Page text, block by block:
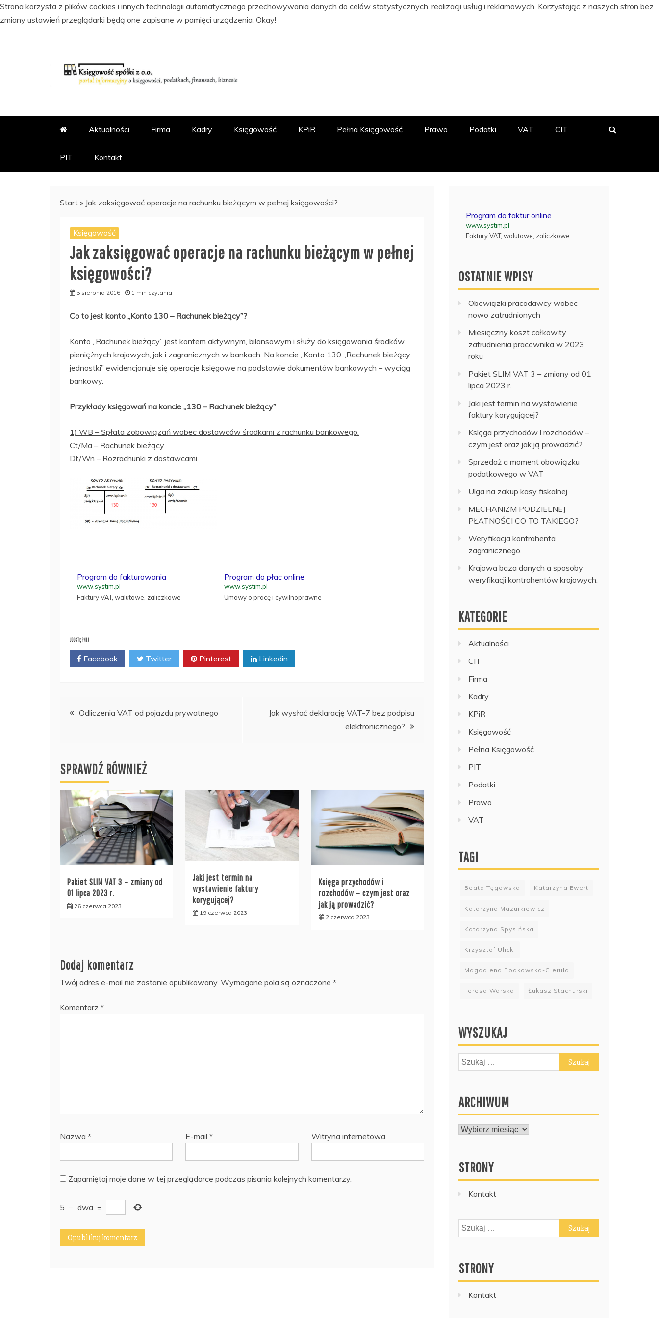
Strona korzysta z plików cookies i innych technologii automatycznego przechowywania danych do celów statystycznych, realizacji usług i reklamowych. Korzystając z naszych stron bez
zmiany ustawień przeglądarki będą one zapisane w pamięci urządzenia. Okay!
Aktualności Firma Kadry Księgowość KPiR Pełna Księgowość Prawo Podatki VAT CIT
PIT Kontakt
Start » Jak zaksięgować operacje na rachunku bieżącym w pełnej księgowości?
Księgowość
Jak zaksięgować operacje na rachunku bieżącym w pełnej
księgowości?
5 sierpnia 2016 1 min czytania
Co to jest konto „Konto 130 – Rachunek bieżący”?
Konto „Rachunek bieżący” jest kontem aktywnym, bilansowym i służy do księgowania środków
pieniężnych krajowych, jak i zagranicznych w bankach. Na koncie „Konto 130 „Rachunek bieżący
jednostki” ewidencjonuje się operacje księgowe na podstawie dokumentów bankowych – wyciąg
bankowy.
Przykłady księgowań na koncie „130 – Rachunek bieżący”
1) WB – Spłata zobowiązań wobec dostawców środkami z rachunku bankowego.
Ct/Ma – Rachunek bieżący
Dt/Wn – Rozrachunki z dostawcami
Program do fakturowania
www.systim.pl
Faktury VAT, walutowe, zaliczkowe
Program do płac online
www.systim.pl
Umowy o pracę i cywilnoprawne
UDOSTĘPNIJ
Facebook Twitter Pinterest Linkedin
Nawigacja
Odliczenia VAT od pojazdu prywatnego
Jak wysłać deklarację VAT-7 bez podpisu
elektronicznego?
SPRAWDŹ RÓWNIEŻ
Pakiet SLIM VAT 3 – zmiany od
01 lipca 2023 r.
26 czerwca 2023
Jaki jest termin na
wystawienie faktury
korygującej?
19 czerwca 2023
Księga przychodów i
rozchodów – czym jest oraz
jak ją prowadzić?
2 czerwca 2023
Dodaj komentarz
Twój adres e-mail nie zostanie opublikowany. Wymagane pola są oznaczone *
Komentarz *
Nazwa * E-mail* Witryna internetowa
Zapamiętaj moje dane w tej przeglądarce podczas pisania kolejnych komentarzy.
5 − dwa =
Program do faktur online
www.systim.pl
Faktury VAT, walutowe, zaliczkowe
OSTATNIE WPISY
Obowiązki pracodawcy wobec
nowo zatrudnionych
Miesięczny koszt całkowity
zatrudnienia pracownika w 2023
roku
Pakiet SLIM VAT 3 – zmiany od 01
lipca 2023 r.
Jaki jest termin na wystawienie
faktury korygującej?
Księga przychodów i rozchodów –
czym jest oraz jak ją prowadzić?
Sprzedaż a moment obowiązku
podatkowego w VAT
Ulga na zakup kasy fiskalnej
MECHANIZM PODZIELNEJ
PŁATNOŚCI CO TO TAKIEGO?
Weryfikacja kontrahenta
zagranicznego.
Krajowa baza danych a sposoby
weryfikacji kontrahentów krajowych.
KATEGORIE
Aktualności
CIT
Firma
Kadry
KPiR
Księgowość
Pełna Księgowość
PIT
Podatki
Prawo
VAT
TAGI
Beata Tęgowska Katarzyna Ewert
Katarzyna Mazurkiewicz
Katarzyna Spysińska
Krzysztof Ulicki
Magdalena Podkowska-Gierula
Teresa Warska Łukasz Stachurski
WYSZUKAJ
Szukaj:
ARCHIWUM
ARCHIWUM
STRONY
Kontakt
Szukaj:
STRONY
Kontakt